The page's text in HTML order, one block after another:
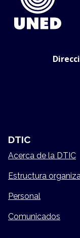
DTIC
Acerca de la DTIC
Estructura
Personal
Comunicados